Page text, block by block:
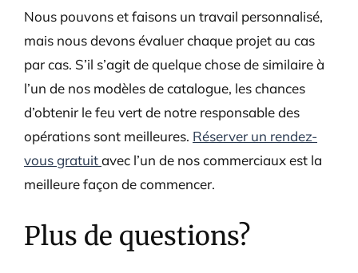
Nous pouvons et faisons un travail personnalisé,
mais nous devons évaluer chaque projet au cas
par cas. S’il s’agit de quelque chose de similaire à
l’un de nos modèles de catalogue, les chances
d’obtenir le feu vert de notre responsable des
opérations sont meilleures. Réserver un rendez-
vous gratuitavec l’un de nos commerciaux est la
meilleure façon de commencer.
Plus de questions?